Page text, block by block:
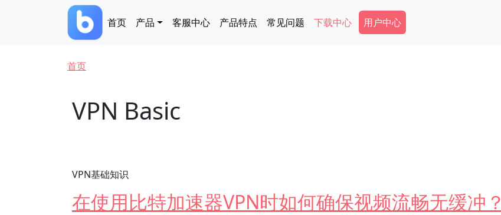
Main navigation
首页 产品 客服中心 产品特点 常见问题 下载中心 Secondary Menu
用户中心
面包屑
首页
VPN Basic
VPN基础知识
在使用比特加速器VPN时如何确保视频流畅无缓冲？